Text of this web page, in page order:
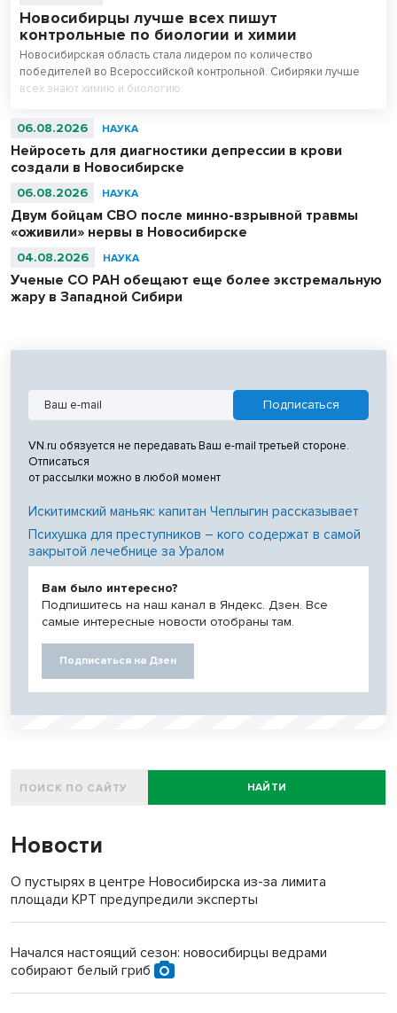
Новосибирцы лучше всех пишут
контрольные по биологии и химии
Новосибирская область стала лидером по количество
победителей во Всероссийской контрольной. Сибиряки лучше
всех знают химию и биологию.
06.08.2026 НАУКА
Нейросеть для диагностики депрессии в крови
создали в Новосибирске
06.08.2026 НАУКА
Двум бойцам СВО после минно-взрывной травмы
«оживили» нервы в Новосибирске
04.08.2026 НАУКА
Ученые СО РАН обещают еще более экстремальную
жару в Западной Сибири
VN.ru обязуется не передавать Ваш e-mail третьей стороне.
Отписаться
от рассылки можно в любой момент
Искитимский маньяк: капитан Чеплыгин рассказывает
Психушка для преступников – кого содержат в самой
закрытой лечебнице за Уралом
Вам было интересно?
Подпишитесь на наш канал в Яндекс. Дзен. Все
самые интересные новости отобраны там.
Подписаться на Дзен
НАЙТИ
Новости
О пустырях в центре Новосибирска из-за лимита
площади КРТ предупредили эксперты
Начался настоящий сезон: новосибирцы ведрами
собирают белый гриб